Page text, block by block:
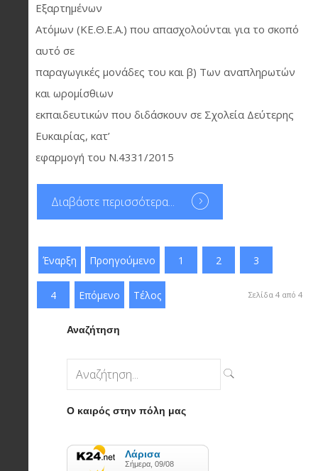
Εξαρτημένων
Ατόμων (ΚΕ.Θ.Ε.Α.) που απασχολούνται για το σκοπό
αυτό σε
παραγωγικές μονάδες του και β) Των αναπληρωτών
και ωρομίσθιων
εκπαιδευτικών που διδάσκουν σε Σχολεία Δεύτερης
Ευκαιρίας, κατ’
εφαρμογή του Ν.4331/2015
Διαβάστε περισσότερα...
Έναρξη Προηγούμενο 1 2 3
4 Επόμενο Τέλος Σελίδα 4 από 4
Αναζήτηση
Ο καιρός στην πόλη μας